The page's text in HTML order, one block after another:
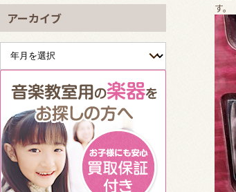
す。
アーカイブ